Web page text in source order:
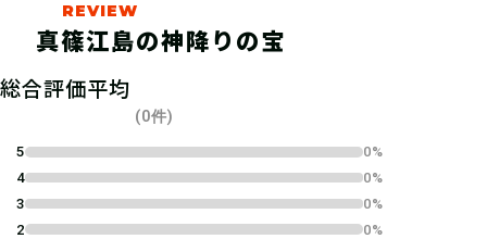
041.キットを購入する
宝探しSHOPならおうちにキットが届
くよ！ 筆記用具やスマートフォンな
ど必要なものを準備しよう！
真篠江島の神降りの宝
総合評価平均
(0件)
5
0%
4
0%
3
0%
2
0%